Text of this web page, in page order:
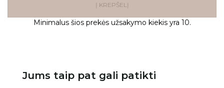
Į KREPŠELĮ
Minimalus šios prekės užsakymo kiekis yra 10.
Jums taip pat gali patikti